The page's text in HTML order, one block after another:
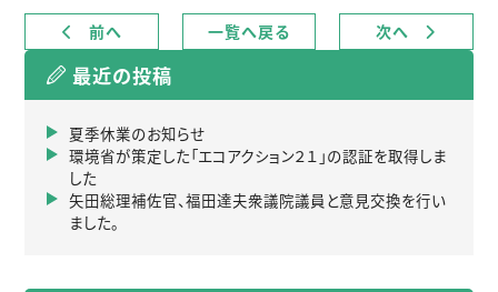
前へ 一覧へ戻る 次へ
最近の投稿
夏季休業のお知らせ
環境省が策定した「エコアクション２１」の認証を取得しま
した
矢田総理補佐官、福田達夫衆議院議員と意見交換を行い
ました。